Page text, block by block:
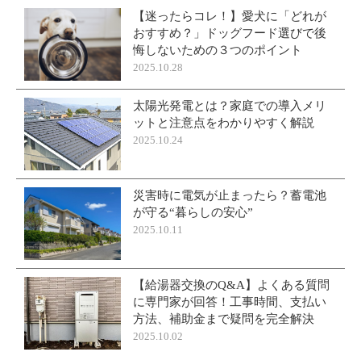
【迷ったらコレ！】愛犬に「どれが
おすすめ？」ドッグフード選びで後
悔しないための３つのポイント
2025.10.28
太陽光発電とは？家庭での導入メリ
ットと注意点をわかりやすく解説
2025.10.24
災害時に電気が止まったら？蓄電池
が守る“暮らしの安心”
2025.10.11
【給湯器交換のQ&A】よくある質問
に専門家が回答！工事時間、支払い
方法、補助金まで疑問を完全解決
2025.10.02